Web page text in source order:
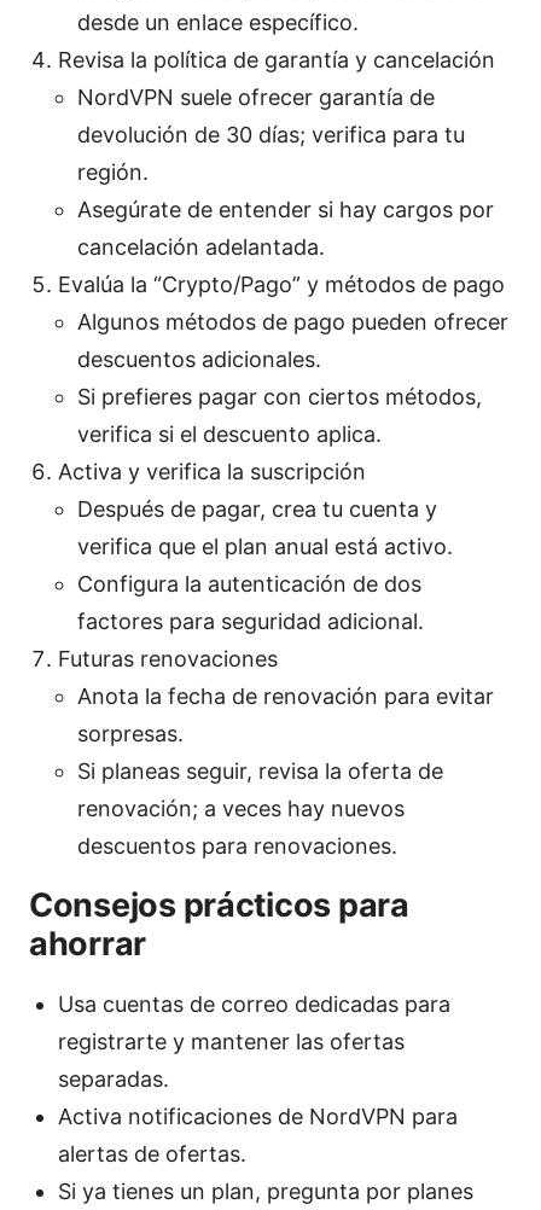
desde un enlace específico.
Revisa la política de garantía y cancelación
NordVPN suele ofrecer garantía de
devolución de 30 días; verifica para tu
región.
Asegúrate de entender si hay cargos por
cancelación adelantada.
Evalúa la “Crypto/Pago” y métodos de pago
Algunos métodos de pago pueden ofrecer
descuentos adicionales.
Si prefieres pagar con ciertos métodos,
verifica si el descuento aplica.
Activa y verifica la suscripción
Después de pagar, crea tu cuenta y
verifica que el plan anual está activo.
Configura la autenticación de dos
factores para seguridad adicional.
Futuras renovaciones
Anota la fecha de renovación para evitar
sorpresas.
Si planeas seguir, revisa la oferta de
renovación; a veces hay nuevos
descuentos para renovaciones.
Consejos prácticos para
ahorrar
Usa cuentas de correo dedicadas para
registrarte y mantener las ofertas
separadas.
Activa notificaciones de NordVPN para
alertas de ofertas.
Si ya tienes un plan, pregunta por planes